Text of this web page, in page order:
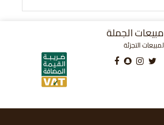
مبيعات الجملة
لمبيعات التجزئة